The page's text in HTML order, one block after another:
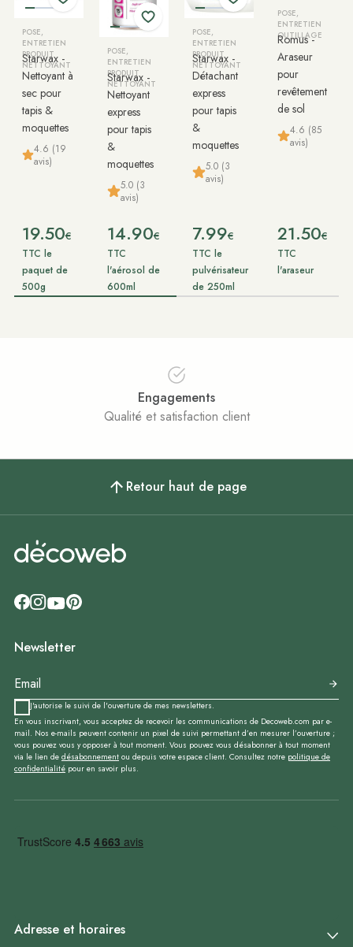
POSE,
ENTRETIEN
PRODUIT
NETTOYANT
Starwax -
Nettoyant à
sec pour
tapis &
moquettes
4.6 (19
avis)
19.50€
TTC le
paquet de
500g
POSE,
ENTRETIEN
PRODUIT
NETTOYANT
Starwax -
Nettoyant
express
pour tapis
&
moquettes
5.0 (3
avis)
14.90€
TTC
l'aérosol de
600ml
POSE,
ENTRETIEN
PRODUIT
NETTOYANT
Starwax -
Détachant
express
pour tapis
&
moquettes
5.0 (3
avis)
7.99€
TTC le
pulvérisateur
de 250ml
POSE,
ENTRETIEN
OUTILLAGE
Romus -
Araseur
pour
revêtement
de sol
4.6 (85
avis)
21.50€
TTC
l'araseur
Engagements
Qualité et satisfaction client
Retour haut de page
Newsletter
J'autorise le suivi de l'ouverture de mes newsletters.
En vous inscrivant, vous acceptez de recevoir les communications de Decoweb.com par e-
mail. Nos e-mails peuvent contenir un pixel de suivi permettant d’en mesurer l’ouverture ;
vous pouvez vous y opposer à tout moment. Vous pouvez vous désabonner à tout moment
via le lien de désabonnement ou depuis votre espace client. Consultez notre politique de
confidentialité pour en savoir plus.
Adresse et horaires